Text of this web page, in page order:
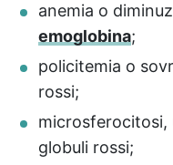
anemia o
emoglobina;
policitemia o
rossi;
microsferocitosi,
globuli rossi;